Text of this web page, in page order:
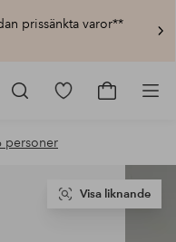
prissänkta varor**
Gå
Gå
personer
Visa liknande